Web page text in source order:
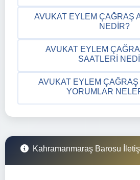
AVUKAT EYLEM ÇAĞRAŞ
NEDIR?
AVUKAT EYLEM
SAATLERI
AVUKAT EYLEM ÇAĞRAŞ
YORUMLAR
Kahramanmaraş Barosu